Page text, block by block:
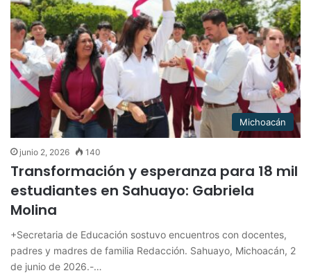
Michoacán
junio 2, 2026 140
Transformación y esperanza para 18 mil
estudiantes en Sahuayo: Gabriela
Molina
+Secretaria de Educación sostuvo encuentros con docentes,
padres y madres de familia Redacción. Sahuayo, Michoacán, 2
de junio de 2026.-…